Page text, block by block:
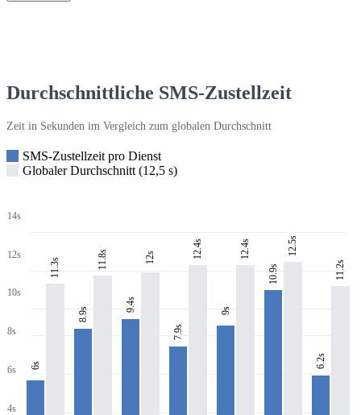
Durchschnittliche SMS-Zustellzeit
Zeit in Sekunden im Vergleich zum globalen Durchschnitt
SMS-Zustellzeit pro Dienst
Globaler Durchschnitt (12,5 s)
14s
12s
10s
8s
6s
4s
6s
11.3s
8.9s
11.8s
9.4s
12s
7.9s
12.4s
9s
12.4s
10.9s
12.5s
6.2s
11.2s